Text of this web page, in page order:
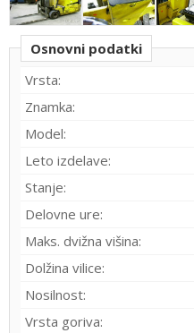
Osnovni podatki
Vrsta:
Znamka:
Model:
Leto izdelave:
Stanje:
Delovne ure:
Maks. dvižna višina:
Dolžina vilice:
Nosilnost:
Vrsta goriva: